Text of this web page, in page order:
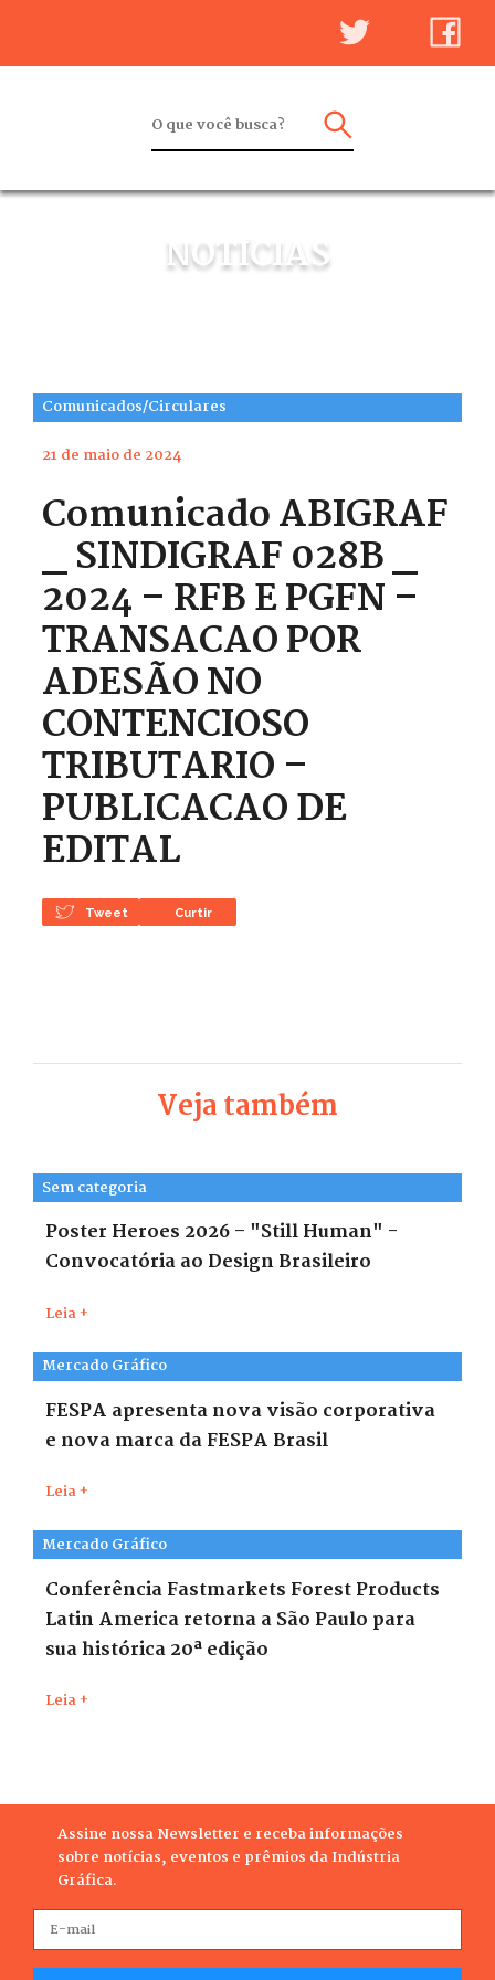
NOTÍCIAS
Comunicados/Circulares
21 de maio de 2024
Comunicado ABIGRAF
_ SINDIGRAF 028B _
2024 – RFB E PGFN –
TRANSACAO POR
ADESÃO NO
CONTENCIOSO
TRIBUTARIO –
PUBLICACAO DE
EDITAL
Tweet Curtir
Veja também
Sem categoria
Poster Heroes 2026 – "Still Human" -
Convocatória ao Design Brasileiro
Leia +
Mercado Gráfico
FESPA apresenta nova visão corporativa
e nova marca da FESPA Brasil
Leia +
Mercado Gráfico
Conferência Fastmarkets Forest Products
Latin America retorna a São Paulo para
sua histórica 20ª edição
Leia +
Assine nossa Newsletter e receba informações
sobre notícias, eventos e prêmios da Indústria
Gráfica.